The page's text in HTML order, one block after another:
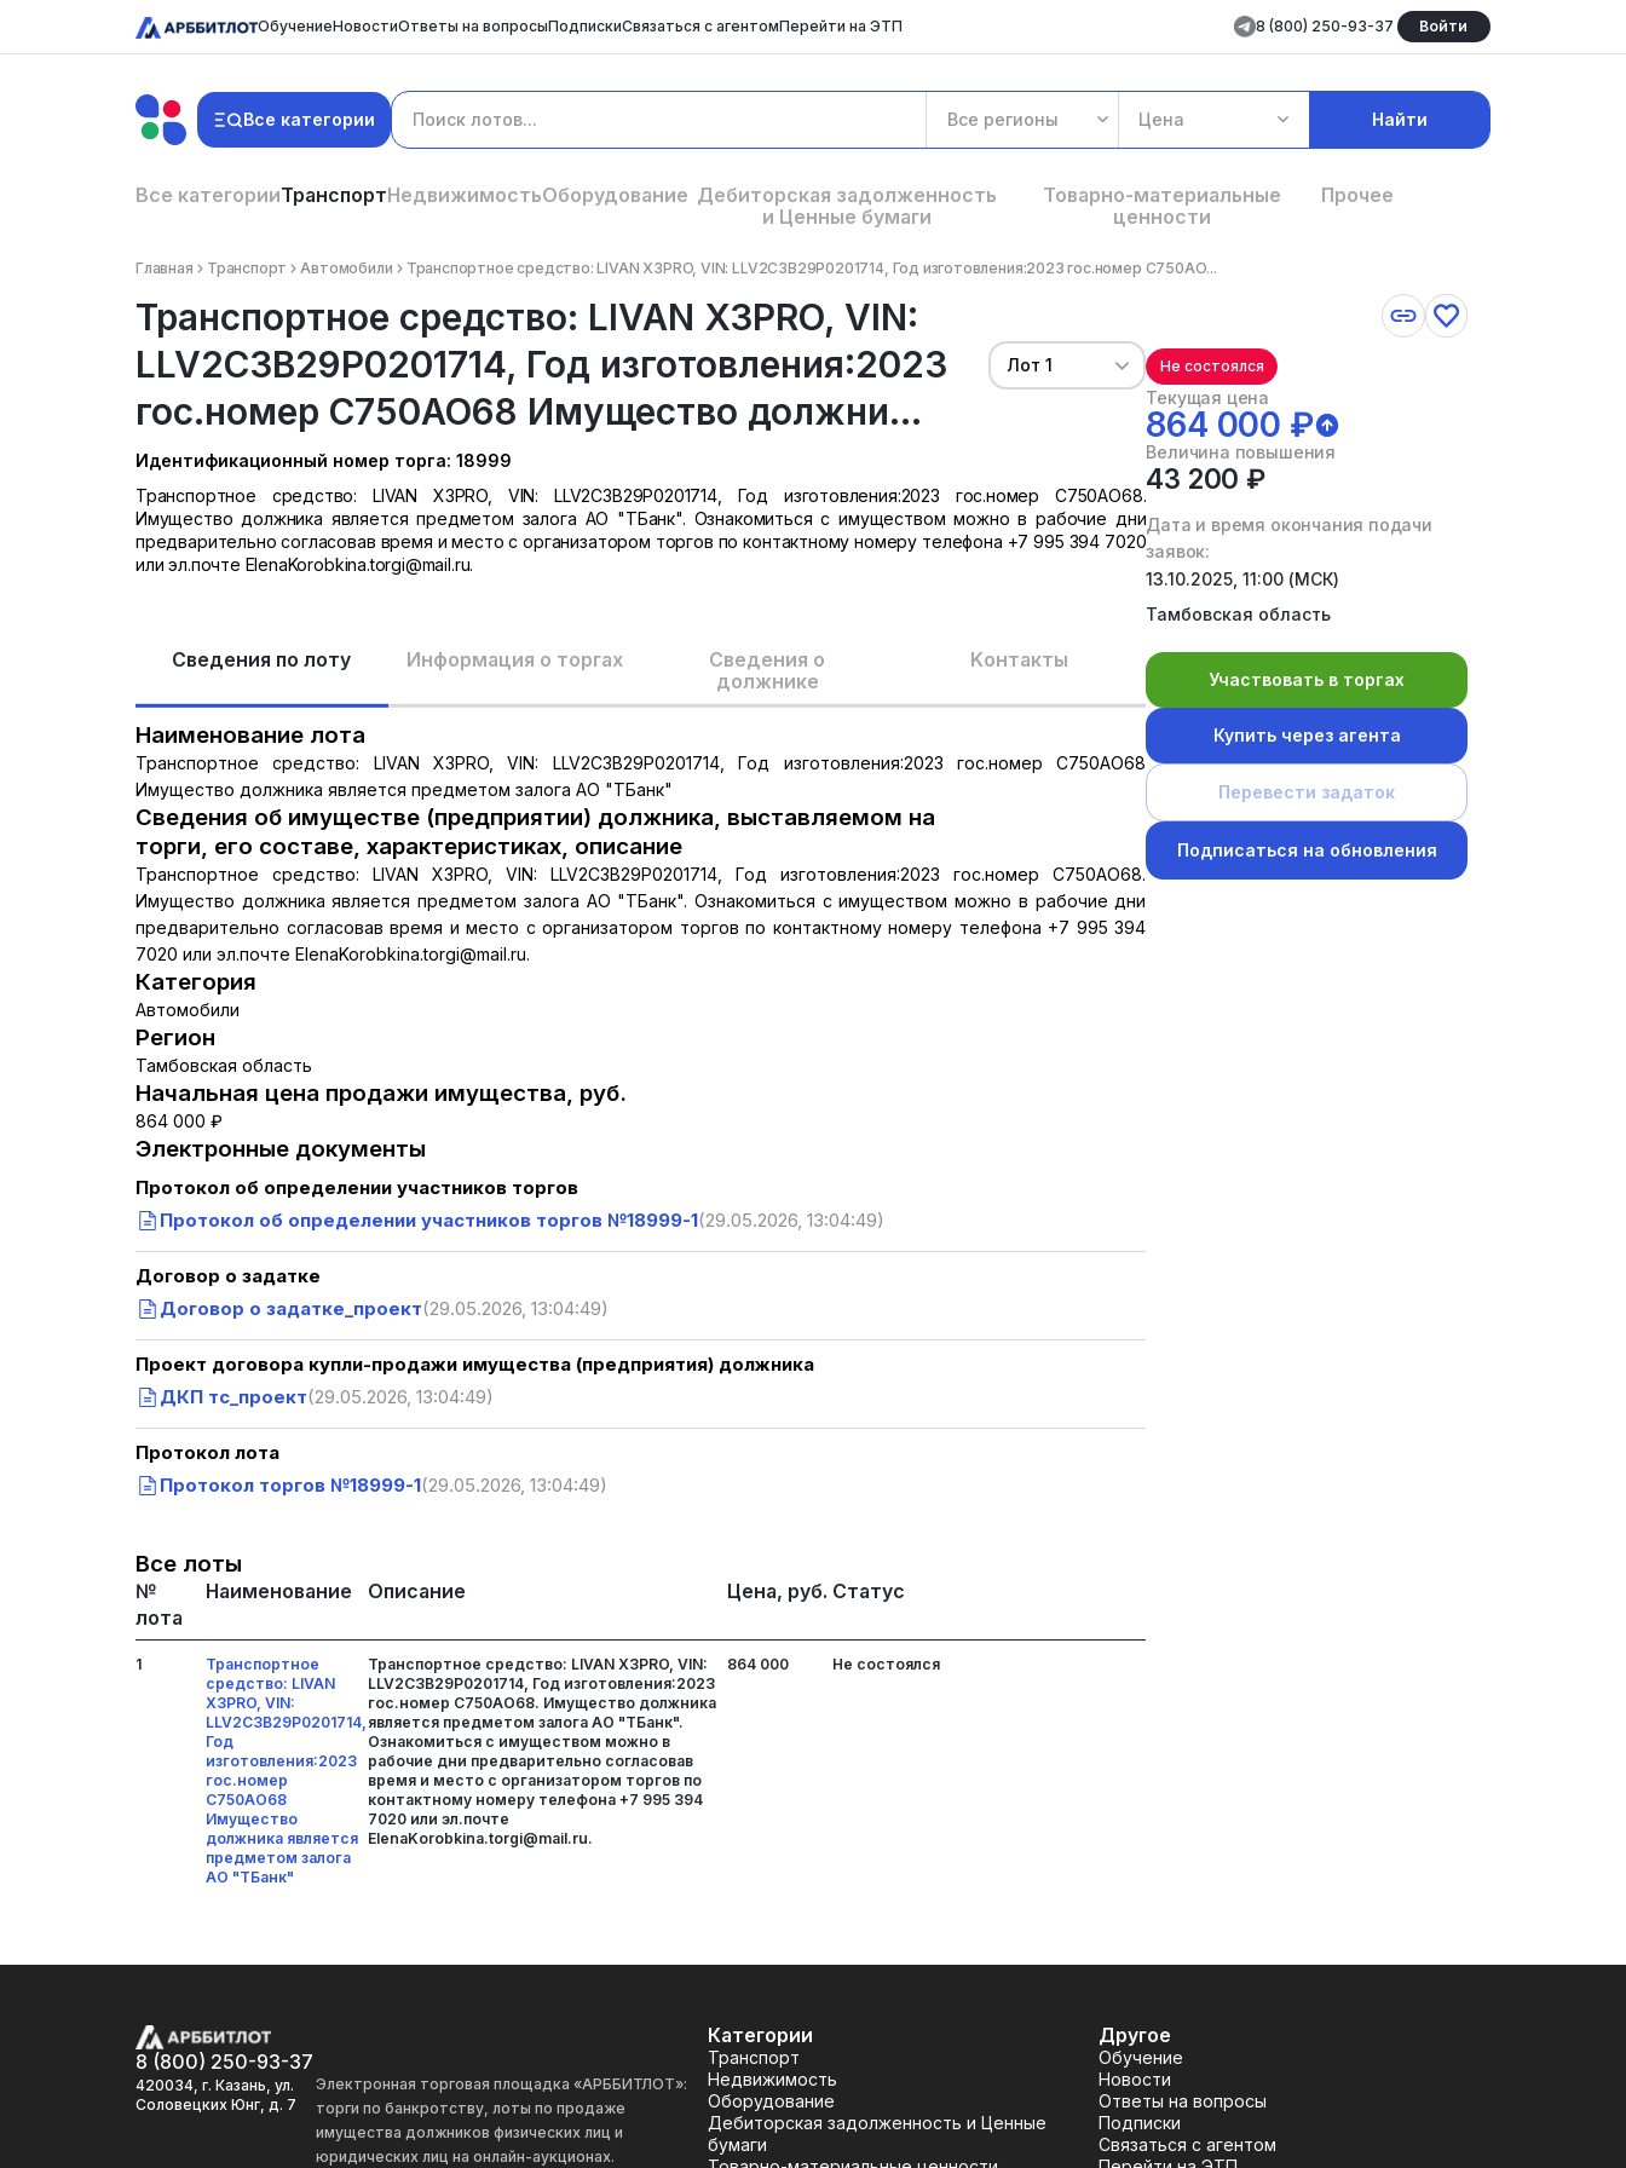
ОбучениеНовостиОтветы на вопросыПодпискиСвязаться с агентомПерейти на ЭТП 8 (800) 250-93-37 Войти
Все категории Все регионы Цена Найти
Все категорииТранспортНедвижимостьОборудование Дебиторская задолженность
и Ценные бумаги
Товарно-материальные
ценности
Прочее
Главная Транспорт Автомобили Транспортное средство: LIVAN X3PRO, VIN: LLV2C3B29P0201714, Год изготовления:2023 гос.номер С750АО...
Транспортное средство: LIVAN X3PRO, VIN:
LLV2C3B29P0201714, Год изготовления:2023
гос.номер С750АО68 Имущество должни...
Лот 1
Идентификационный номер торга: 18999
Транспортное средство: LIVAN X3PRO, VIN: LLV2C3B29P0201714, Год изготовления:2023 гос.номер С750АО68.
Имущество должника является предметом залога АО "ТБанк". Ознакомиться с имуществом можно в рабочие дни
предварительно согласовав время и место с организатором торгов по контактному номеру телефона +7 995 394 7020
или эл.почте ElenaKorobkina.torgi@mail.ru.
Сведения по лоту Информация о торгах
Сведения о
должнике
Kонтакты
Наименование лота
Транспортное средство: LIVAN X3PRO, VIN: LLV2C3B29P0201714, Год изготовления:2023 гос.номер С750АО68
Имущество должника является предметом залога АО "ТБанк"
Сведения об имуществе (предприятии) должника, выставляемом на
торги, его составе, характеристиках, описание
Транспортное средство: LIVAN X3PRO, VIN: LLV2C3B29P0201714, Год изготовления:2023 гос.номер С750АО68.
Имущество должника является предметом залога АО "ТБанк". Ознакомиться с имуществом можно в рабочие дни
предварительно согласовав время и место с организатором торгов по контактному номеру телефона +7 995 394
7020 или эл.почте ElenaKorobkina.torgi@mail.ru.
Категория
Автомобили
Регион
Тамбовская область
Начальная цена продажи имущества, руб.
864 000 ₽
Электронные документы
Протокол об определении участников торгов
Протокол об определении участников торгов №18999-1(29.05.2026, 13:04:49)
Договор о задатке
Договор о задатке_проект(29.05.2026, 13:04:49)
Проект договора купли-продажи имущества (предприятия) должника
ДКП тс_проект(29.05.2026, 13:04:49)
Протокол лота
Протокол торгов №18999-1(29.05.2026, 13:04:49)
Все лоты
№
лота
Наименование Описание Цена, руб. Статус
1
Транспортное
средство: LIVAN
X3PRO, VIN:
LLV2C3B29P0201714,
Год
изготовления:2023
гос.номер
С750АО68
Имущество
должника является
предметом залога
АО "ТБанк"
Транспортное средство: LIVAN X3PRO, VIN:
LLV2C3B29P0201714, Год изготовления:2023
гос.номер С750АО68. Имущество должника
является предметом залога АО "ТБанк".
Ознакомиться с имуществом можно в
рабочие дни предварительно согласовав
время и место с организатором торгов по
контактному номеру телефона +7 995 394
7020 или эл.почте
ElenaKorobkina.torgi@mail.ru.
864 000 Не состоялся
Не состоялся
Текущая цена
864 000 ₽
Величина повышения
43 200 ₽
Дата и время окончания подачи
заявок:
13.10.2025, 11:00 (МСК)
Тамбовская область
Участвовать в торгах
Купить через агента
Перевести задаток
Подписаться на обновления
8 (800) 250-93-37
420034, г. Казань, ул.
Соловецких Юнг, д. 7
Электронная торговая площадка «АРББИТЛОТ»:
торги по банкротству, лоты по продаже
имущества должников физических лиц и
юридических лиц на онлайн-аукционах.
Категории
Транспорт
Недвижимость
Оборудование
Дебиторская задолженность и Ценные
бумаги
Другое
Обучение
Новости
Ответы на вопросы
Подписки
Связаться с агентом